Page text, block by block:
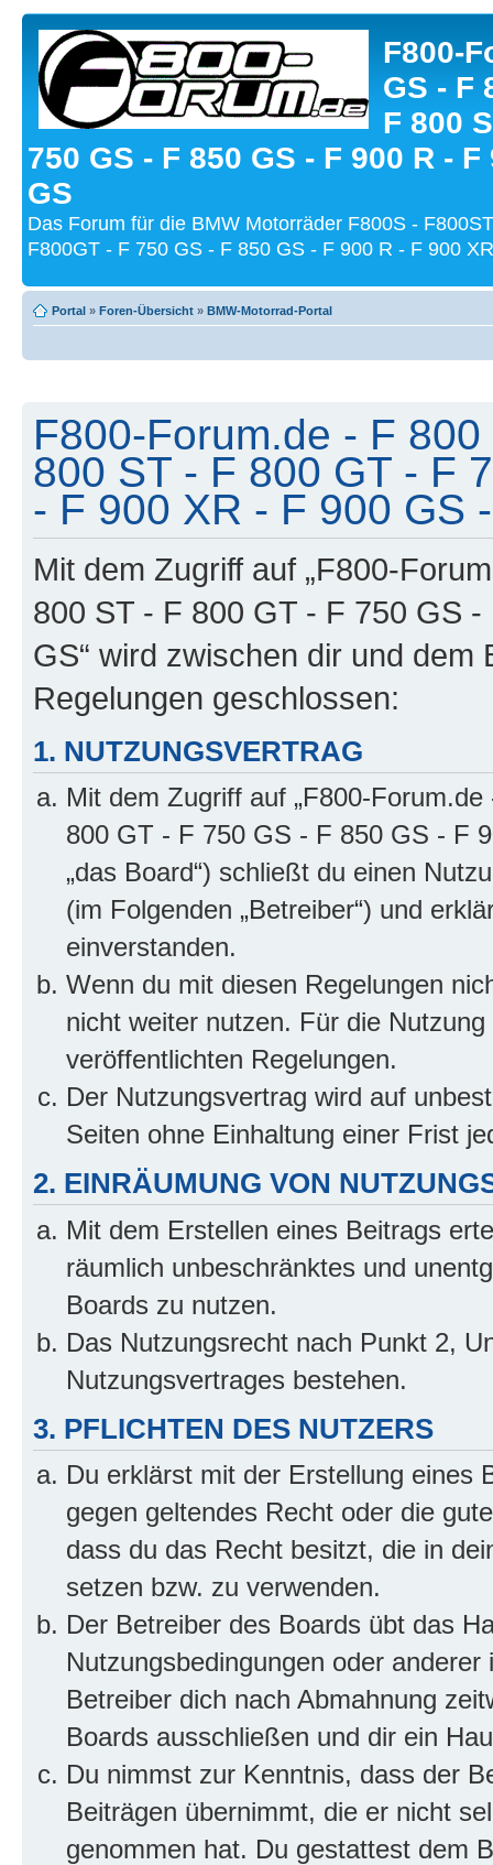
F800-
GS - F
F 800
750 GS - F 850 GS - F 900 R - F
GS
Das Forum für die BMW Motorräder F800S -
F800GT - F 750 GS - F 850 GS - F 900 R - F 900
Portal » Foren-Übersicht » BMW-Motorrad-Portal
F800-Forum.de - F
800 ST - F 800 GT - F
- F 900 XR - F 900 GS
Mit dem Zugriff auf „F800-
800 ST - F 800 GT - F 750 GS
GS“ wird zwischen dir und
Regelungen geschlossen:
1. NUTZUNGSVERTRAG
Mit dem Zugriff auf „F800-
800 GT - F 750 GS - F 850 GS - F
„das Board“) schließt du einen
(im Folgenden „Betreiber“) und
einverstanden.
Wenn du mit diesen Regelungen
nicht weiter nutzen. Für die
veröffentlichten Regelungen.
Der Nutzungsvertrag wird auf
Seiten ohne Einhaltung einer Frist
2. EINRÄUMUNG VON
Mit dem Erstellen eines Beitrags
räumlich unbeschränktes und
Boards zu nutzen.
Das Nutzungsrecht nach Punkt 2,
Nutzungsvertrages bestehen.
3. PFLICHTEN DES NUTZERS
Du erklärst mit der Erstellung eines
gegen geltendes Recht oder die
dass du das Recht besitzt, die in
setzen bzw. zu verwenden.
Der Betreiber des Boards übt das
Nutzungsbedingungen oder
Betreiber dich nach Abmahnung
Boards ausschließen und dir ein
Du nimmst zur Kenntnis, dass der
Beiträgen übernimmt, die er nicht
genommen hat. Du gestattest dem